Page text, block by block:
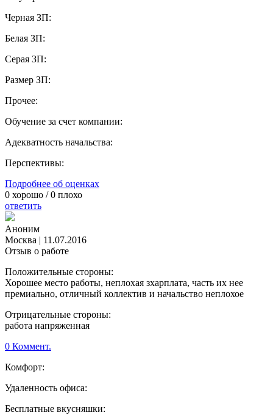
Черная ЗП:
Белая ЗП:
Серая ЗП:
Размер ЗП:
Прочее:
Обучение за счет компании:
Адекватность начальства:
Перспективы:
Подробнее об оценках
0 хорошо /0 плохо
ответить
Аноним
Москва | 11.07.2016
Отзыв о работе
Положительные стороны:
Хорошее место работы, неплохая зхарплата, часть их нее
премиально, отличный коллектив и начальство неплохое
Отрицательные стороны:
работа напряженная
0 Коммент.
Комфорт:
Удаленность офиса:
Бесплатные вкусняшки: